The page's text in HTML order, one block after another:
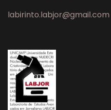
labirinto.labjor@gmail.com